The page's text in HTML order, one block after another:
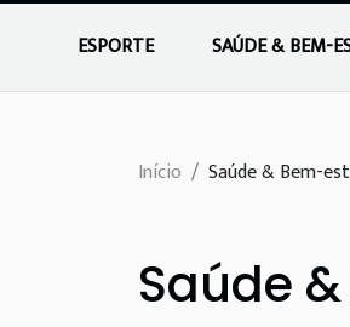
ESPORTE SAÚDE & BEM-
Início Saúde & Bem-
Saúde